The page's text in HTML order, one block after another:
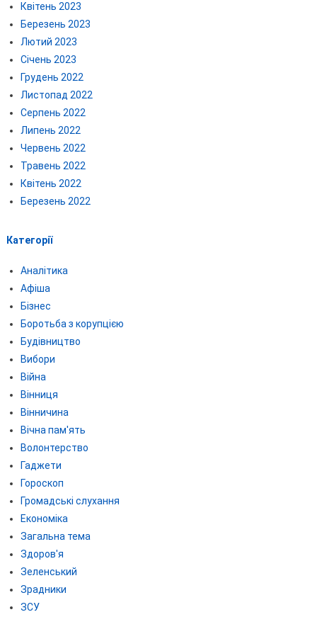
Квітень 2023
Березень 2023
Лютий 2023
Січень 2023
Грудень 2022
Листопад 2022
Серпень 2022
Липень 2022
Червень 2022
Травень 2022
Квітень 2022
Березень 2022
Категорії
Аналітика
Афіша
Бізнес
Боротьба з корупцією
Будівництво
Вибори
Війна
Вінниця
Вінничина
Вічна пам'ять
Волонтерство
Гаджети
Гороскоп
Громадські слухання
Економіка
Загальна тема
Здоров'я
Зеленський
Зрадники
ЗСУ